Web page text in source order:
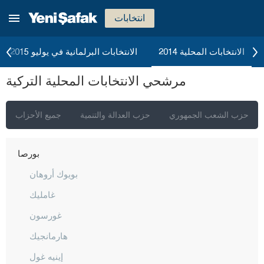
انتخابات
الانتخابات البرلمانية في يوليو 2015 الانتخابات المحلية 2014
مرشحي الانتخابات المحلية التركية
جميع الأحزاب حزب العدالة والتنمية حزب الشعب الجمهوري
بايبورت
بيلاجيك
بينغول
بيتليس
بوردور
بورصا
بويوك أروهان
غامليك
غورسون
هارمانجيك
إينيه غول